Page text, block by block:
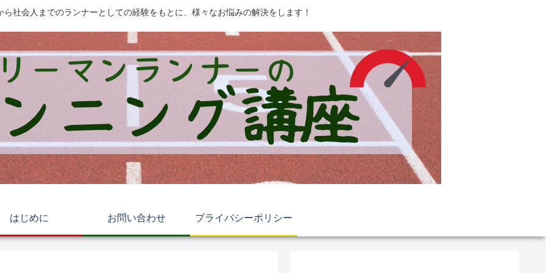
ら社会人までのランナーとしての経験をもとに、様々なお悩みの解決をします！
はじめに お問い合わせ プライバシーポリシー